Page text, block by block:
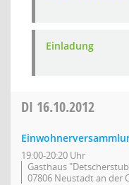
Einladung
DI 16.10.2012
19:00-20:20 Uhr
Gasthaus
07806 Neustadt an der